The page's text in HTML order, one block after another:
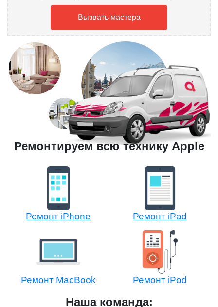
Вызвать мастера
Ремонтируем всю технику Apple
Ремонт iPhone Ремонт iPad
Ремонт MacBook Ремонт iPod
Наша команда: